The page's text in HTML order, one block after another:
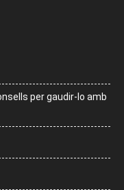
per gaudir-lo amb